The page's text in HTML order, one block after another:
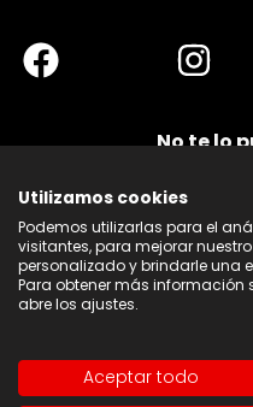
No te lo
ninguna de
Acepto los términos
Utilizamos cookies
Podemos utilizarlas para el
visitantes, para mejorar
personalizado y brindarle una
Para obtener más información
abre los ajustes.
Aceptar todo